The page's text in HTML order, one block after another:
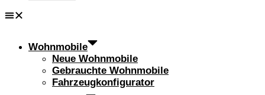
Wohnmobile
Neue Wohnmobile
Gebrauchte Wohnmobile
Fahrzeugkonfigurator